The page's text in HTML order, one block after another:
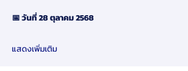
📅 วันที่ 28 ตุลาคม 2568
แสดงเพิ่มเติม